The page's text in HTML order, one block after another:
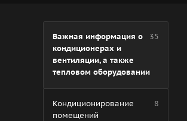
Важная информация о
кондиционерах и
вентиляции, а также
тепловом оборудовании
35
Кондиционирование
помещений
8